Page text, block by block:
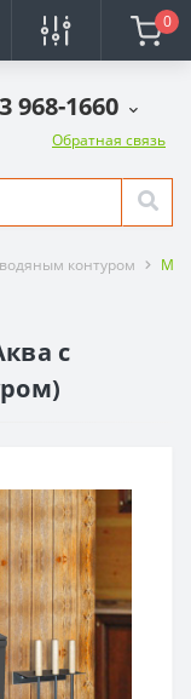
0
968-1660
Обратная связь
контуром
с